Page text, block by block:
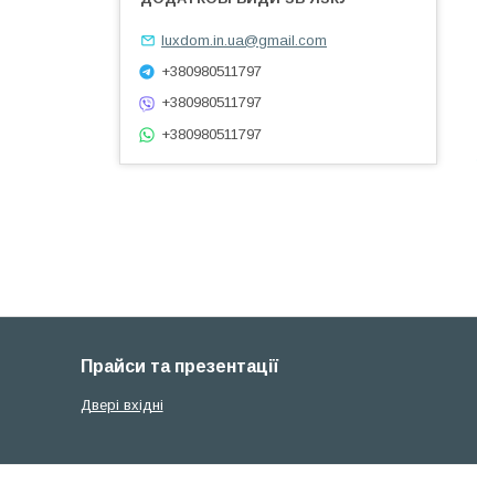
luxdom.in.ua@gmail.com
+380980511797
+380980511797
+380980511797
Прайси та презентації
Двері вхідні